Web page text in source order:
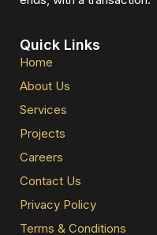
Quick Links
Home
About Us
Services
Projects
Careers
Contact Us
Privacy Policy
Terms & Conditions